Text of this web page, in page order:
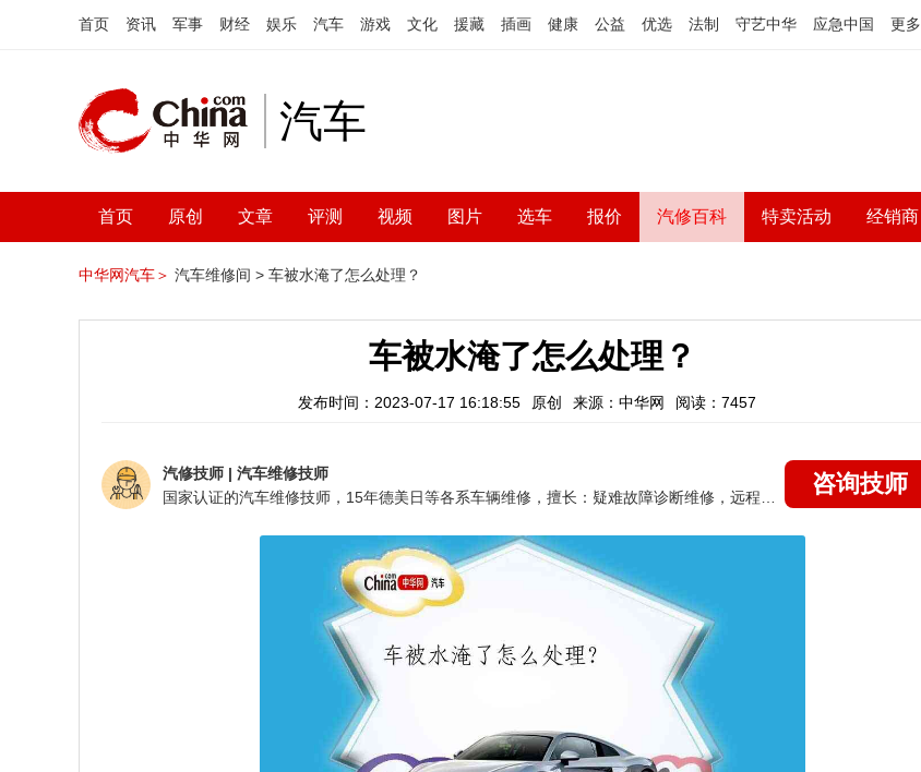
首页 资讯 军事 财经 娱乐 汽车 游戏 文化 援藏 插画 健康 公益 优选 法制 守艺中华 应急中国 更多
汽车
首页 原创 文章 评测 视频 图片 选车 报价 汽修百科 特卖活动 经销商
中华网汽车＞ 汽车维修间 > 车被水淹了怎么处理？
车被水淹了怎么处理？
发布时间：2023-07-17 16:18:55 原创 来源：中华网 阅读：7457
汽修技师 | 汽车维修技师
咨询技师